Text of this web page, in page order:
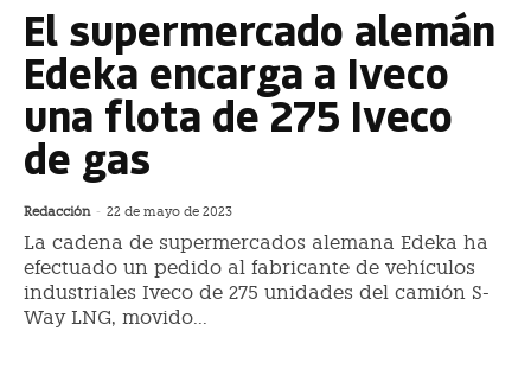
El supermercado alemán
Edeka encarga a Iveco
una flota de 275 Iveco
de gas
Redacción - 22 de mayo de 2023
La cadena de supermercados alemana Edeka ha
efectuado un pedido al fabricante de vehículos
industriales Iveco de 275 unidades del camión S-
Way LNG, movido...